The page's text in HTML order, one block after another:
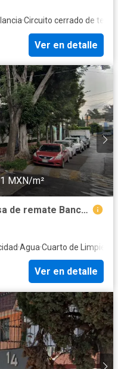
·Circuito cerrado de
Ver en detalle
MXN/m²
¡¡Atención Inversionistas!! Casa de remate Bancario Adjudicada Entrega de 3 a 6 mese Col. Lomas Estrella, CDMX
·Agua·Cuarto de Limpieza
Ver en detalle